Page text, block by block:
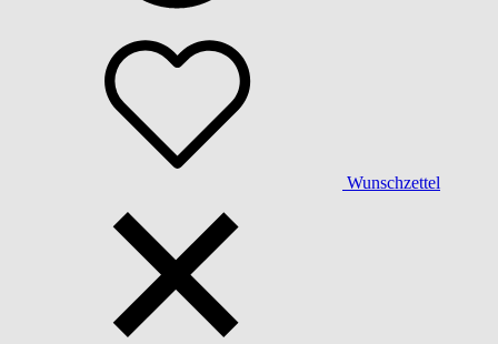
Wunschzettel